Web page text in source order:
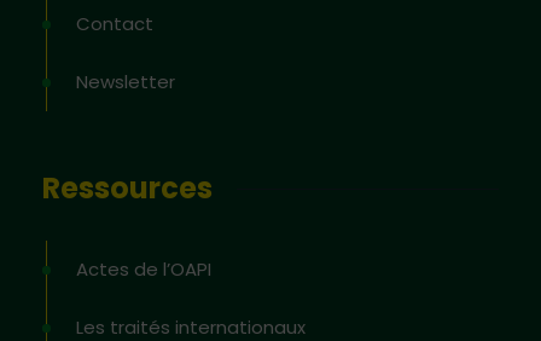
Contact
Newsletter
Ressources
Actes de l’OAPI
Les traités internationaux